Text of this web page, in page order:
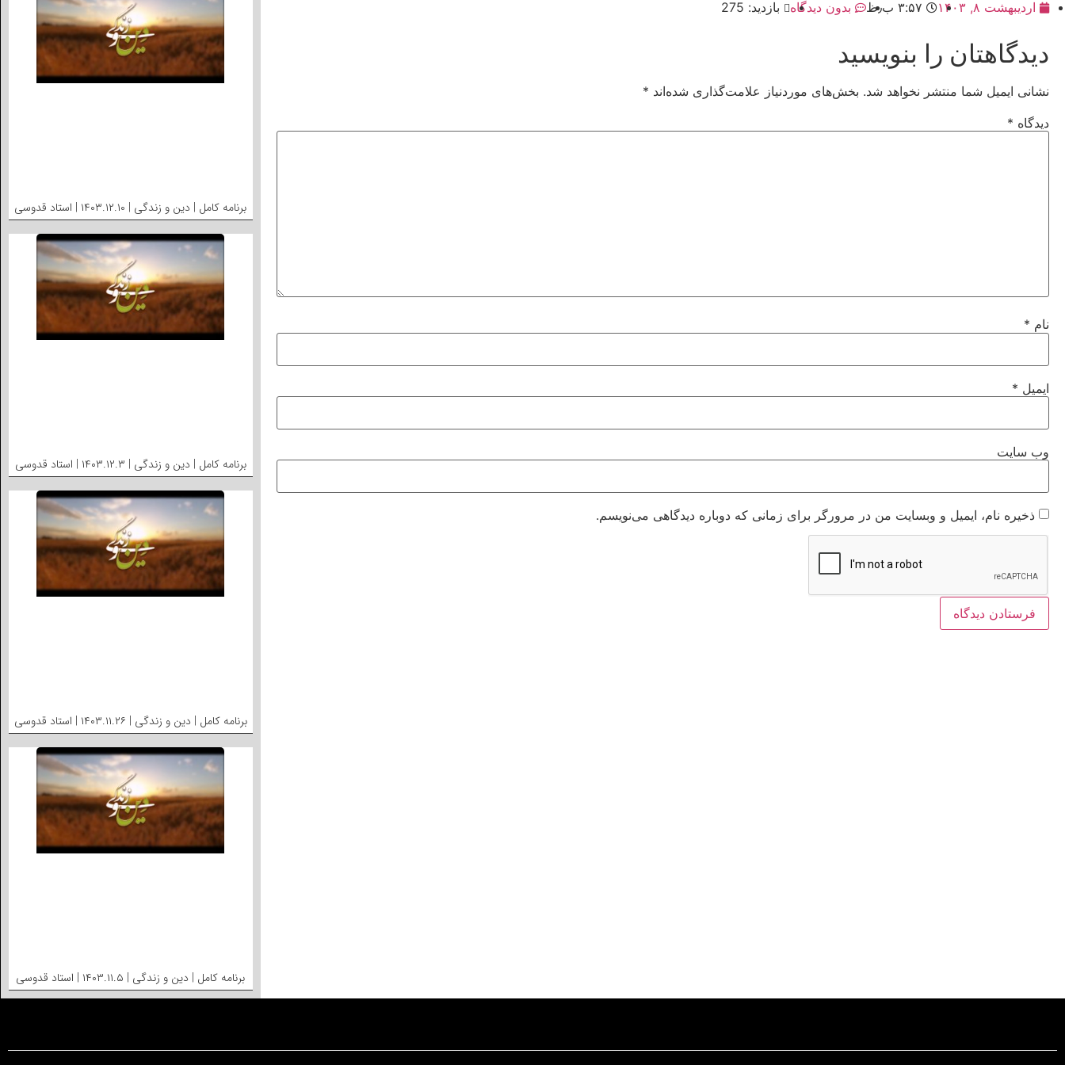
اردیبهشت ۸, ۱۴۰۳ ۳:۵۷ ب٫ظ بدون دیدگاه بازدید: 275
دیدگاهتان را بنویسید
نشانی ایمیل شما منتشر نخواهد شد. بخش‌های موردنیاز علامت‌گذاری شده‌اند *
دیدگاه *
نام *
ایمیل *
وب‌ سایت
ذخیره نام، ایمیل و وبسایت من در مرورگر برای زمانی که دوباره دیدگاهی می‌نویسم.
برنامه کامل | دین و زندگی | ۱۴۰۳.۱۲.۱۰ | استاد قدوسی
برنامه کامل | دین و زندگی | ۱۴۰۳.۱۲.۳ | استاد قدوسی
برنامه کامل | دین و زندگی | ۱۴۰۳.۱۱.۲۶ | استاد قدوسی
برنامه کامل | دین و زندگی | ۱۴۰۳.۱۱.۵ | استاد قدوسی